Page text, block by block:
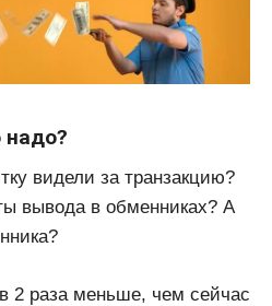
надо?
видели за транзакцию?
вывода в обменниках? А
2 раза меньше, чем сейчас